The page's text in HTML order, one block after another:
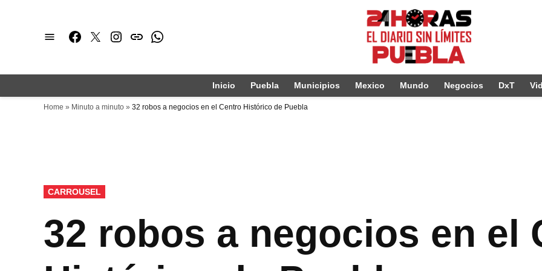
Facebook
TwitterInstagram
issuuWhatsapp
Inicio Puebla Municipios Mexico Mundo Negocios DxT
Home » Minuto a minuto » 32 robos a negocios en el Centro Histórico de Puebla
PUBLICADO
EN
CARROUSEL
32 robos a negocios en el